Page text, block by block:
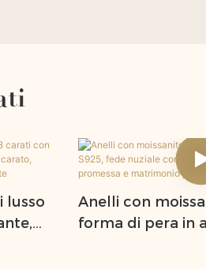
lusso
Anelli con
forma di pera in